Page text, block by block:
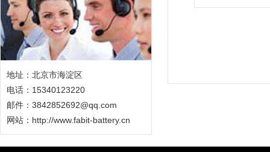
地址：北京市海淀区
电话：15340123220
邮件：3842852692@qq.com
网站： http://www.fabit-battery.cn